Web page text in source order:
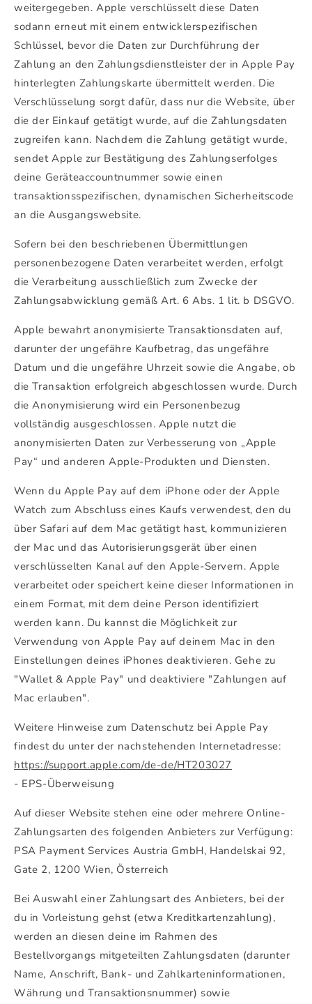
weitergegeben. Apple verschlüsselt diese Daten
sodann erneut mit einem entwicklerspezifischen
Schlüssel, bevor die Daten zur Durchführung der
Zahlung an den Zahlungsdienstleister der in Apple Pay
hinterlegten Zahlungskarte übermittelt werden. Die
Verschlüsselung sorgt dafür, dass nur die Website, über
die der Einkauf getätigt wurde, auf die Zahlungsdaten
zugreifen kann. Nachdem die Zahlung getätigt wurde,
sendet Apple zur Bestätigung des Zahlungserfolges
deine Geräteaccountnummer sowie einen
transaktionsspezifischen, dynamischen Sicherheitscode
an die Ausgangswebsite.
Sofern bei den beschriebenen Übermittlungen
personenbezogene Daten verarbeitet werden, erfolgt
die Verarbeitung ausschließlich zum Zwecke der
Zahlungsabwicklung gemäß Art. 6 Abs. 1 lit. b DSGVO.
Apple bewahrt anonymisierte Transaktionsdaten auf,
darunter der ungefähre Kaufbetrag, das ungefähre
Datum und die ungefähre Uhrzeit sowie die Angabe, ob
die Transaktion erfolgreich abgeschlossen wurde. Durch
die Anonymisierung wird ein Personenbezug
vollständig ausgeschlossen. Apple nutzt die
anonymisierten Daten zur Verbesserung von „Apple
Pay“ und anderen Apple-Produkten und Diensten.
Wenn du Apple Pay auf dem iPhone oder der Apple
Watch zum Abschluss eines Kaufs verwendest, den du
über Safari auf dem Mac getätigt hast, kommunizieren
der Mac und das Autorisierungsgerät über einen
verschlüsselten Kanal auf den Apple-Servern. Apple
verarbeitet oder speichert keine dieser Informationen in
einem Format, mit dem deine Person identifiziert
werden kann. Du kannst die Möglichkeit zur
Verwendung von Apple Pay auf deinem Mac in den
Einstellungen deines iPhones deaktivieren. Gehe zu
"Wallet & Apple Pay" und deaktiviere "Zahlungen auf
Mac erlauben".
Weitere Hinweise zum Datenschutz bei Apple Pay
findest du unter der nachstehenden Internetadresse:
https://support.apple.com/de-de/HT203027
- EPS-Überweisung
Auf dieser Website stehen eine oder mehrere Online-
Zahlungsarten des folgenden Anbieters zur Verfügung:
PSA Payment Services Austria GmbH, Handelskai 92,
Gate 2, 1200 Wien, Österreich
Bei Auswahl einer Zahlungsart des Anbieters, bei der
du in Vorleistung gehst (etwa Kreditkartenzahlung),
werden an diesen deine im Rahmen des
Bestellvorgangs mitgeteilten Zahlungsdaten (darunter
Name, Anschrift, Bank- und Zahlkarteninformationen,
Währung und Transaktionsnummer) sowie